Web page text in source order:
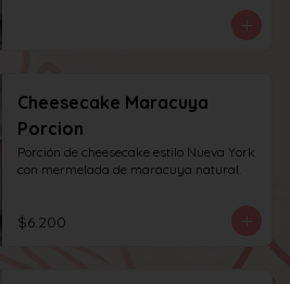
Cheesecake Maracuya
Porcion
Porción de cheesecake estilo Nueva York
con mermelada de maracuya natural.
$6.200